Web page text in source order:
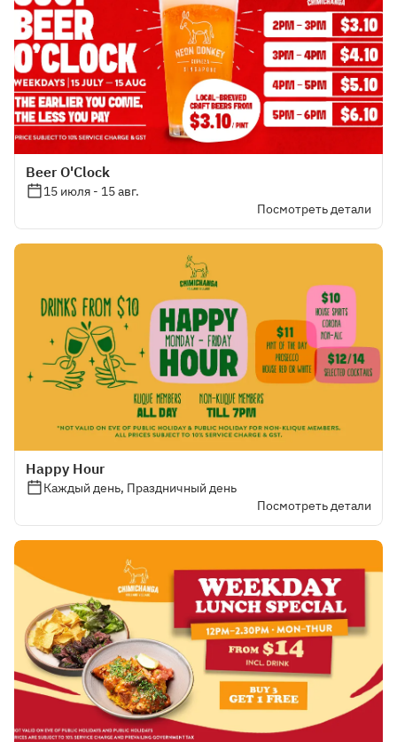
Beer O'Clock
15 июля - 15 авг.
Посмотреть детали
Happy Hour
Каждый день, Праздничный день
Посмотреть детали